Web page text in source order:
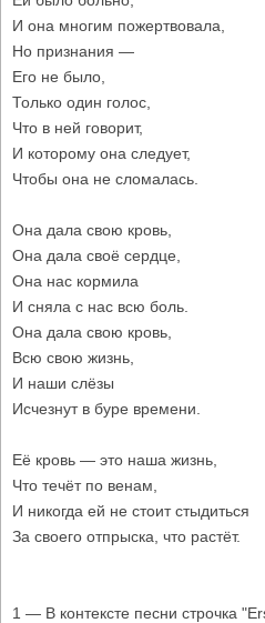
И она многим пожертвовала,
Но признания —
Его не было,
Только один голос,
Что в ней говорит,
И которому она следует,
Чтобы она не сломалась.
Она дала свою кровь,
Она дала своё сердце,
Она нас кормила
И сняла с нас всю боль.
Она дала свою кровь,
Всю свою жизнь,
И наши слёзы
Исчезнут в буре времени.
Её кровь — это наша жизнь,
Что течёт по венам,
И никогда ей не стоит стыдиться
За своего отпрыска, что растёт.
1 — В контексте песни строчка